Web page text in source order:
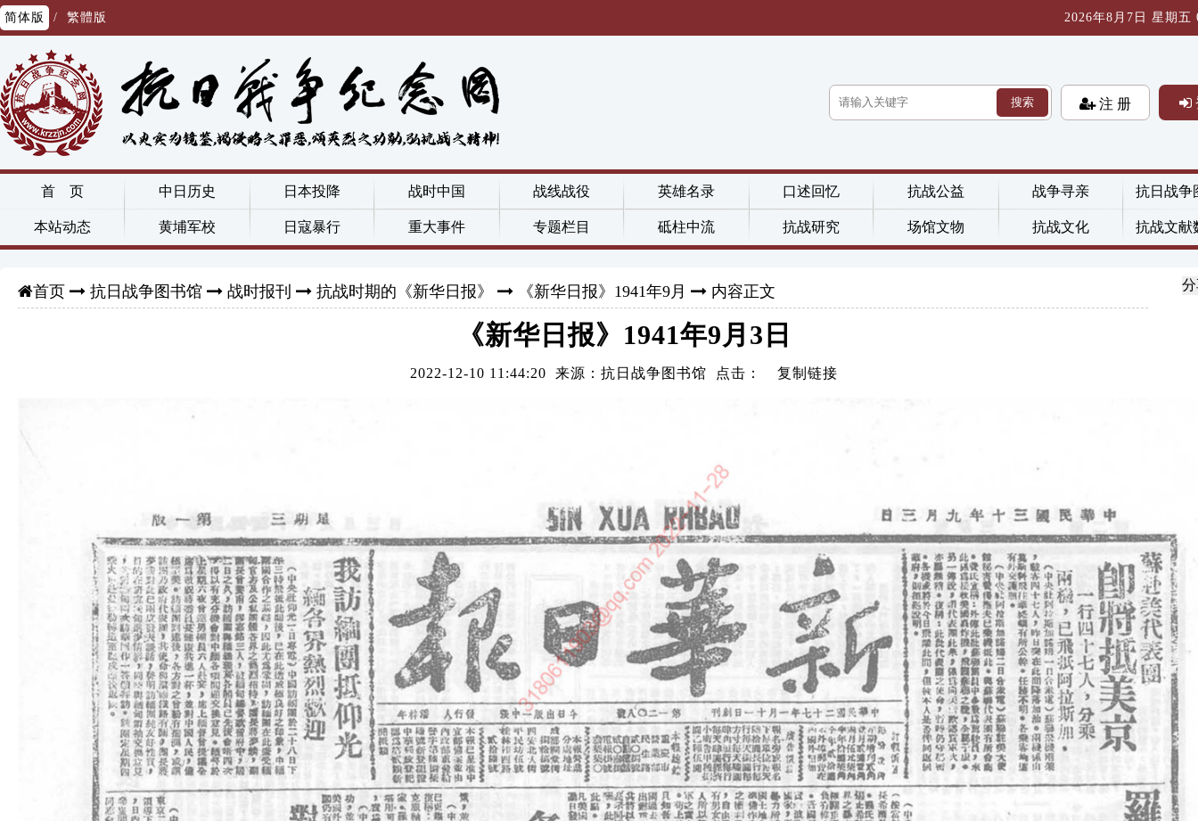
简体版 / 繁體版 2026年8月7日 星期五
搜索 注 册
首 页 中日历史 日本投降 战时中国 战线战役 英雄名录 口述回忆 抗战公益 战争寻亲 抗日战争
本站动态 黄埔军校 日寇暴行 重大事件 专题栏目 砥柱中流 抗战研究 场馆文物 抗战文化 抗战文献
首页 抗日战争图书馆 战时报刊 抗战时期的《新华日报》 《新华日报》1941年9月 内容正文
《新华日报》1941年9月3日
2022-12-10 11:44:20 来源：抗日战争图书馆 点击： 复制链接